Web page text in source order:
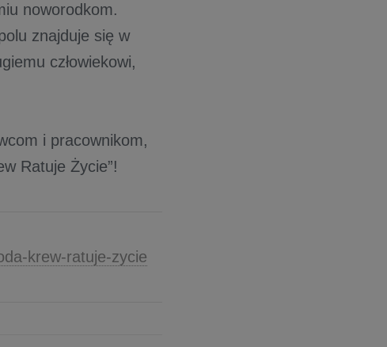
noworodkom.
znajduje się w
człowiekowi,
i pracownikom,
Ratuje Życie”!
krew-ratuje-zycie